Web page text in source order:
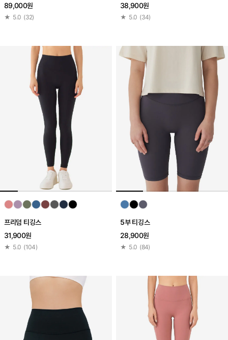
89,000원
★ 5.0 (32)
38,900원
★ 5.0 (34)
프리덤 티깅스
31,900원
★ 5.0 (104)
5부 티깅스
28,900원
★ 5.0 (84)